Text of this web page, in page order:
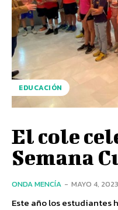
EDUCACIÓN
El cole
Semana
ONDA MENCÍA - MAYO 4, 2023
Este año los estudiantes